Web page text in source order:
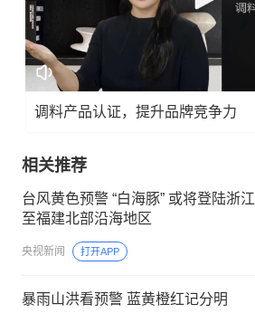
调料产品认证，提升品牌竞争力
相关推荐
台风黄色预警 “白海豚” 或将登陆浙江
至福建北部沿海地区
央视新闻 打开APP
暴雨山洪看预警 蓝黄橙红记分明